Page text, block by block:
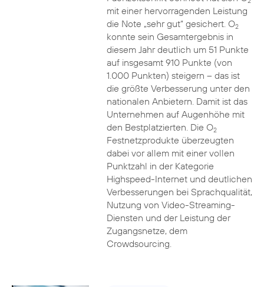
mit einer hervorragenden Leistung
die Note „sehr gut“ gesichert. O2
konnte sein Gesamtergebnis in
diesem Jahr deutlich um 51 Punkte
auf insgesamt 910 Punkte (von
1.000 Punkten) steigern – das ist
die größte Verbesserung unter den
nationalen Anbietern. Damit ist das
Unternehmen auf Augenhöhe mit
den Bestplatzierten. Die O2
Festnetzprodukte überzeugten
dabei vor allem mit einer vollen
Punktzahl in der Kategorie
Highspeed-Internet und deutlichen
Verbesserungen bei Sprachqualität,
Nutzung von Video-Streaming-
Diensten und der Leistung der
Zugangsnetze, dem
Crowdsourcing.